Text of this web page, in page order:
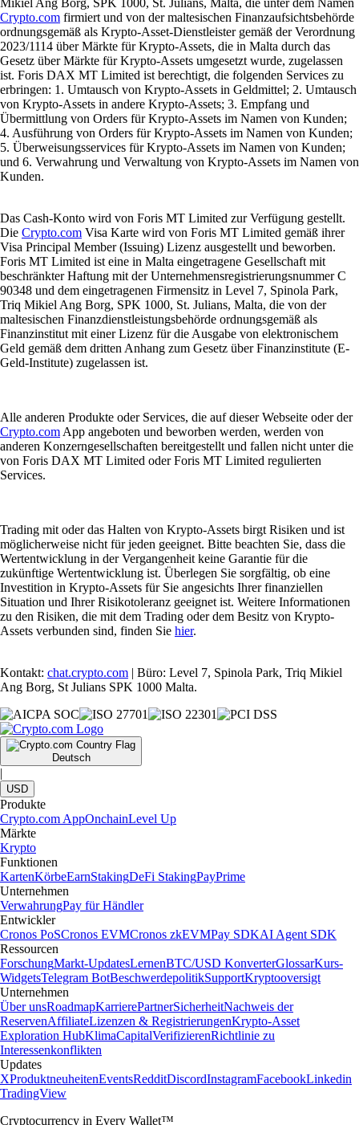
Crypto.com firmiert und von der maltesischen Finanzaufsichtsbehörde
ordnungsgemäß als Krypto-Asset-Dienstleister gemäß der Verordnung
2023/1114 über Märkte für Krypto-Assets, die in Malta durch das
Gesetz über Märkte für Krypto-Assets umgesetzt wurde, zugelassen
ist. Foris DAX MT Limited ist berechtigt, die folgenden Services zu
erbringen: 1. Umtausch von Krypto-Assets in Geldmittel; 2. Umtausch
von Krypto-Assets in andere Krypto-Assets; 3. Empfang und
Übermittlung von Orders für Krypto-Assets im Namen von Kunden;
4. Ausführung von Orders für Krypto-Assets im Namen von Kunden;
5. Überweisungsservices für Krypto-Assets im Namen von Kunden;
und 6. Verwahrung und Verwaltung von Krypto-Assets im Namen von
Kunden.
Das Cash-Konto wird von Foris MT Limited zur Verfügung gestellt.
Die Crypto.com Visa Karte wird von Foris MT Limited gemäß ihrer
Visa Principal Member (Issuing) Lizenz ausgestellt und beworben.
Foris MT Limited ist eine in Malta eingetragene Gesellschaft mit
beschränkter Haftung mit der Unternehmensregistrierungsnummer C
90348 und dem eingetragenen Firmensitz in Level 7, Spinola Park,
Triq Mikiel Ang Borg, SPK 1000, St. Julians, Malta, die von der
maltesischen Finanzdienstleistungsbehörde ordnungsgemäß als
Finanzinstitut mit einer Lizenz für die Ausgabe von elektronischem
Geld gemäß dem dritten Anhang zum Gesetz über Finanzinstitute (E-
Geld-Institute) zugelassen ist.
Alle anderen Produkte oder Services, die auf dieser Webseite oder der
Crypto.com App angeboten und beworben werden, werden von
anderen Konzerngesellschaften bereitgestellt und fallen nicht unter die
von Foris DAX MT Limited oder Foris MT Limited regulierten
Services.
Trading mit oder das Halten von Krypto-Assets birgt Risiken und ist
möglicherweise nicht für jeden geeignet. Bitte beachten Sie, dass die
Wertentwicklung in der Vergangenheit keine Garantie für die
zukünftige Wertentwicklung ist. Überlegen Sie sorgfältig, ob eine
Investition in Krypto-Assets für Sie angesichts Ihrer finanziellen
Situation und Ihrer Risikotoleranz geeignet ist. Weitere Informationen
zu den Risiken, die mit dem Trading oder dem Besitz von Krypto-
Assets verbunden sind, finden Sie hier.
Kontakt: chat.crypto.com | Büro: Level 7, Spinola Park, Triq Mikiel
Ang Borg, St Julians SPK 1000 Malta.
Deutsch
|
USD
Produkte
Crypto.com AppOnchainLevel Up
Märkte
Krypto
Funktionen
KartenKörbeEarnStakingDeFi StakingPayPrime
Unternehmen
VerwahrungPay für Händler
Entwickler
Cronos PoSCronos EVMCronos zkEVMPay SDKAI Agent SDK
Ressourcen
ForschungMarkt-UpdatesLernenBTC/USD KonverterGlossarKurs-
WidgetsTelegram BotBeschwerdepolitikSupportKryptooversigt
Unternehmen
Über unsRoadmapKarrierePartnerSicherheitNachweis der
ReservenAffiliateLizenzen & RegistrierungenKrypto-Asset
Exploration HubKlimaCapitalVerifizierenRichtlinie zu
Interessenkonflikten
Updates
XProduktneuheitenEventsRedditDiscordInstagramFacebookLinkedin
TradingView
Cryptocurrency in Every Wallet™